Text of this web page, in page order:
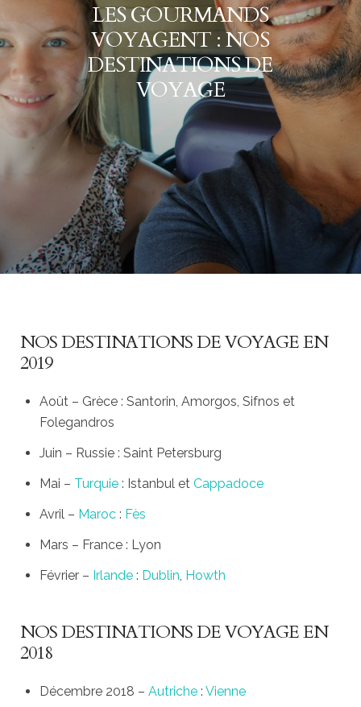
LES GOURMANDS
VOYAGENT : NOS
DESTINATIONS DE
VOYAGE
NOS DESTINATIONS DE VOYAGE EN
2019
Août – Grèce : Santorin, Amorgos, Sifnos et
Folegandros
Juin – Russie : Saint Petersburg
Mai – Turquie : Istanbul et Cappadoce
Avril – Maroc : Fès
Mars – France : Lyon
Février – Irlande : Dublin, Howth
NOS DESTINATIONS DE VOYAGE EN
2018
Décembre 2018 – Autriche : Vienne